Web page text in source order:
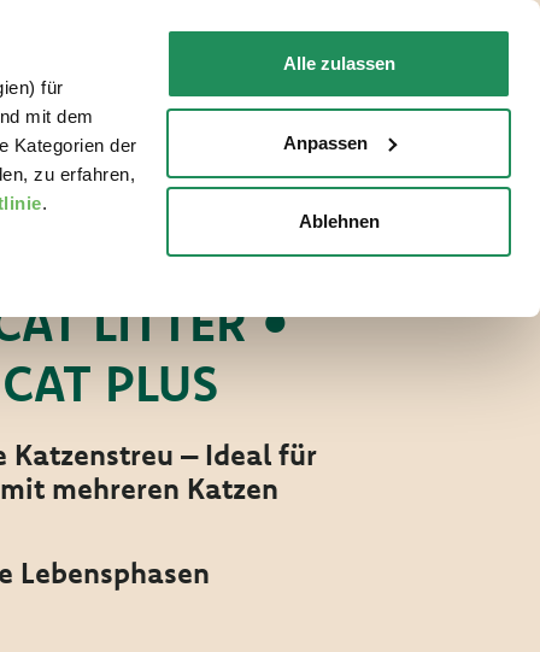
für
mit dem
Kategorien der
zu erfahren,
.
Alle zulassen
Anpassen
Ablehnen
Kontakt
FÜR IHRE KATZE WO ZU KAUFEN
LITTER •
PLUS
Katzenstreu – Ideal für
mehreren Katzen
Lebensphasen